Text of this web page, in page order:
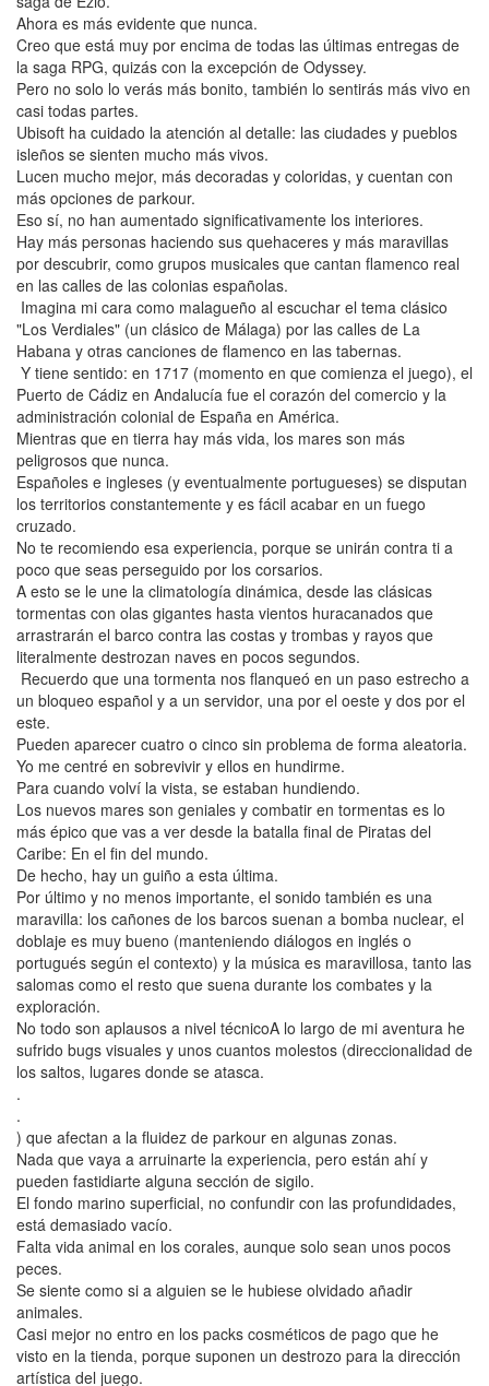
Ahora es más evidente que nunca.
Creo que está muy por encima de todas las últimas entregas de
la saga RPG, quizás con la excepción de Odyssey.
Pero no solo lo verás más bonito, también lo sentirás más vivo en
casi todas partes.
Ubisoft ha cuidado la atención al detalle: las ciudades y pueblos
isleños se sienten mucho más vivos.
Lucen mucho mejor, más decoradas y coloridas, y cuentan con
más opciones de parkour.
Eso sí, no han aumentado significativamente los interiores.
Hay más personas haciendo sus quehaceres y más maravillas
por descubrir, como grupos musicales que cantan flamenco real
en las calles de las colonias españolas.
Imagina mi cara como malagueño al escuchar el tema clásico
"Los Verdiales" (un clásico de Málaga) por las calles de La
Habana y otras canciones de flamenco en las tabernas.
Y tiene sentido: en 1717 (momento en que comienza el juego), el
Puerto de Cádiz en Andalucía fue el corazón del comercio y la
administración colonial de España en América.
Mientras que en tierra hay más vida, los mares son más
peligrosos que nunca.
Españoles e ingleses (y eventualmente portugueses) se disputan
los territorios constantemente y es fácil acabar en un fuego
cruzado.
No te recomiendo esa experiencia, porque se unirán contra ti a
poco que seas perseguido por los corsarios.
A esto se le une la climatología dinámica, desde las clásicas
tormentas con olas gigantes hasta vientos huracanados que
arrastrarán el barco contra las costas y trombas y rayos que
literalmente destrozan naves en pocos segundos.
Recuerdo que una tormenta nos flanqueó en un paso estrecho a
un bloqueo español y a un servidor, una por el oeste y dos por el
este.
Pueden aparecer cuatro o cinco sin problema de forma aleatoria.
Yo me centré en sobrevivir y ellos en hundirme.
Para cuando volví la vista, se estaban hundiendo.
Los nuevos mares son geniales y combatir en tormentas es lo
más épico que vas a ver desde la batalla final de Piratas del
Caribe: En el fin del mundo.
De hecho, hay un guiño a esta última.
Por último y no menos importante, el sonido también es una
maravilla: los cañones de los barcos suenan a bomba nuclear, el
doblaje es muy bueno (manteniendo diálogos en inglés o
portugués según el contexto) y la música es maravillosa, tanto las
salomas como el resto que suena durante los combates y la
exploración.
No todo son aplausos a nivel técnicoA lo largo de mi aventura he
sufrido bugs visuales y unos cuantos molestos (direccionalidad de
los saltos, lugares donde se atasca.
.
.
) que afectan a la fluidez de parkour en algunas zonas.
Nada que vaya a arruinarte la experiencia, pero están ahí y
pueden fastidiarte alguna sección de sigilo.
El fondo marino superficial, no confundir con las profundidades,
está demasiado vacío.
Falta vida animal en los corales, aunque solo sean unos pocos
peces.
Se siente como si a alguien se le hubiese olvidado añadir
animales.
Casi mejor no entro en los packs cosméticos de pago que he
visto en la tienda, porque suponen un destrozo para la dirección
artística del juego.